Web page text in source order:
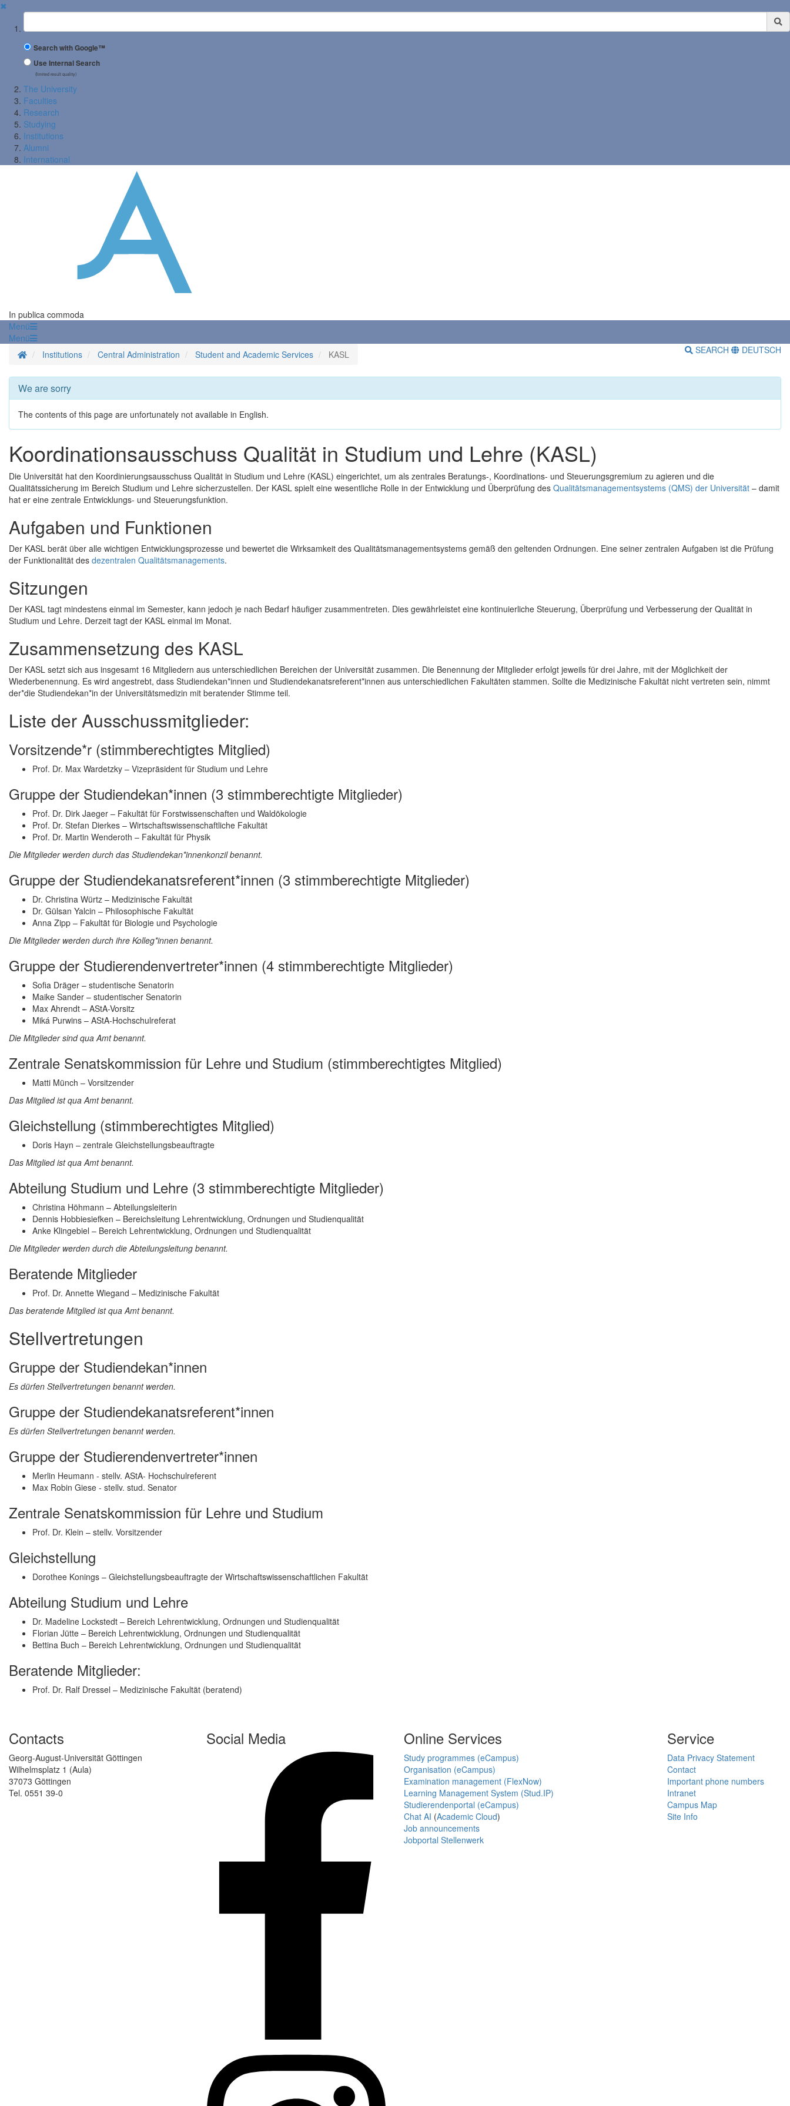
✖
Suchbegriff
Search with Google™
Use Internal Search
(limited result quality)
The University
Faculties
Research
Studying
Institutions
Alumni
International
In publica commoda
Menü
Menü
Homepage
Institutions Central Administration Student and Academic Services KASL SEARCH DEUTSCH
We are sorry
The contents of this page are unfortunately not available in English.
Koordinationsausschuss Qualität in Studium und Lehre (KASL)
Die Universität hat den Koordinierungsausschuss Qualität in Studium und Lehre (KASL) eingerichtet, um als zentrales Beratungs-, Koordinations- und Steuerungsgremium zu agieren und die
Qualitätssicherung im Bereich Studium und Lehre sicherzustellen. Der KASL spielt eine wesentliche Rolle in der Entwicklung und Überprüfung des Qualitätsmanagementsystems (QMS) der Universität – damit
hat er eine zentrale Entwicklungs- und Steuerungsfunktion.
Aufgaben und Funktionen
Der KASL berät über alle wichtigen Entwicklungsprozesse und bewertet die Wirksamkeit des Qualitätsmanagementsystems gemäß den geltenden Ordnungen. Eine seiner zentralen Aufgaben ist die Prüfung
der Funktionalität des dezentralen Qualitätsmanagements.
Sitzungen
Der KASL tagt mindestens einmal im Semester, kann jedoch je nach Bedarf häufiger zusammentreten. Dies gewährleistet eine kontinuierliche Steuerung, Überprüfung und Verbesserung der Qualität in
Studium und Lehre. Derzeit tagt der KASL einmal im Monat.
Zusammensetzung des KASL
Der KASL setzt sich aus insgesamt 16 Mitgliedern aus unterschiedlichen Bereichen der Universität zusammen. Die Benennung der Mitglieder erfolgt jeweils für drei Jahre, mit der Möglichkeit der
Wiederbenennung. Es wird angestrebt, dass Studiendekan*innen und Studiendekanatsreferent*innen aus unterschiedlichen Fakultäten stammen. Sollte die Medizinische Fakultät nicht vertreten sein, nimmt
der*die Studiendekan*in der Universitätsmedizin mit beratender Stimme teil.
Liste der Ausschussmitglieder:
Vorsitzende*r (stimmberechtigtes Mitglied)
Prof. Dr. Max Wardetzky – Vizepräsident für Studium und Lehre
Gruppe der Studiendekan*innen (3 stimmberechtigte Mitglieder)
Prof. Dr. Dirk Jaeger – Fakultät für Forstwissenschaften und Waldökologie
Prof. Dr. Stefan Dierkes – Wirtschaftswissenschaftliche Fakultät
Prof. Dr. Martin Wenderoth – Fakultät für Physik
Die Mitglieder werden durch das Studiendekan*innenkonzil benannt.
Gruppe der Studiendekanatsreferent*innen (3 stimmberechtigte Mitglieder)
Dr. Christina Würtz – Medizinische Fakultät
Dr. Gülsan Yalcin – Philosophische Fakultät
Anna Zipp – Fakultät für Biologie und Psychologie
Die Mitglieder werden durch ihre Kolleg*innen benannt.
Gruppe der Studierendenvertreter*innen (4 stimmberechtigte Mitglieder)
Sofia Dräger – studentische Senatorin
Maike Sander – studentischer Senatorin
Max Ahrendt – AStA-Vorsitz
Miká Purwins – AStA-Hochschulreferat
Die Mitglieder sind qua Amt benannt.
Zentrale Senatskommission für Lehre und Studium (stimmberechtigtes Mitglied)
Matti Münch – Vorsitzender
Das Mitglied ist qua Amt benannt.
Gleichstellung (stimmberechtigtes Mitglied)
Doris Hayn – zentrale Gleichstellungsbeauftragte
Das Mitglied ist qua Amt benannt.
Abteilung Studium und Lehre (3 stimmberechtigte Mitglieder)
Christina Höhmann – Abteilungsleiterin
Dennis Hobbiesiefken – Bereichsleitung Lehrentwicklung, Ordnungen und Studienqualität
Anke Klingebiel – Bereich Lehrentwicklung, Ordnungen und Studienqualität
Die Mitglieder werden durch die Abteilungsleitung benannt.
Beratende Mitglieder
Prof. Dr. Annette Wiegand – Medizinische Fakultät
Das beratende Mitglied ist qua Amt benannt.
Stellvertretungen
Gruppe der Studiendekan*innen
Es dürfen Stellvertretungen benannt werden.
Gruppe der Studiendekanatsreferent*innen
Es dürfen Stellvertretungen benannt werden.
Gruppe der Studierendenvertreter*innen
Merlin Heumann - stellv. AStA- Hochschulreferent
Max Robin Giese - stellv. stud. Senator
Zentrale Senatskommission für Lehre und Studium
Prof. Dr. Klein – stellv. Vorsitzender
Gleichstellung
Dorothee Konings – Gleichstellungsbeauftragte der Wirtschaftswissenschaftlichen Fakultät
Abteilung Studium und Lehre
Dr. Madeline Lockstedt – Bereich Lehrentwicklung, Ordnungen und Studienqualität
Florian Jütte – Bereich Lehrentwicklung, Ordnungen und Studienqualität
Bettina Buch – Bereich Lehrentwicklung, Ordnungen und Studienqualität
Beratende Mitglieder:
Prof. Dr. Ralf Dressel – Medizinische Fakultät (beratend)
Contacts
Georg-August-Universität Göttingen
Wilhelmsplatz 1 (Aula)
37073 Göttingen
Tel. 0551 39-0
Social Media Online Services
Study programmes (eCampus)
Organisation (eCampus)
Examination management (FlexNow)
Learning Management System (Stud.IP)
Studierendenportal (eCampus)
Chat AI (Academic Cloud)
Job announcements
Jobportal Stellenwerk
Service
Data Privacy Statement
Contact
Important phone numbers
Intranet
Campus Map
Site Info